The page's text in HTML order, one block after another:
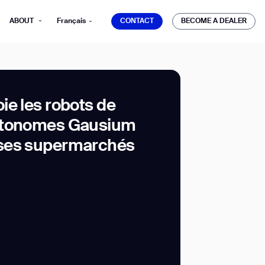
ABOUT Français CONTACT
BECOME A DEALER
les robots de
Gausium
supermarchés
Gausium.